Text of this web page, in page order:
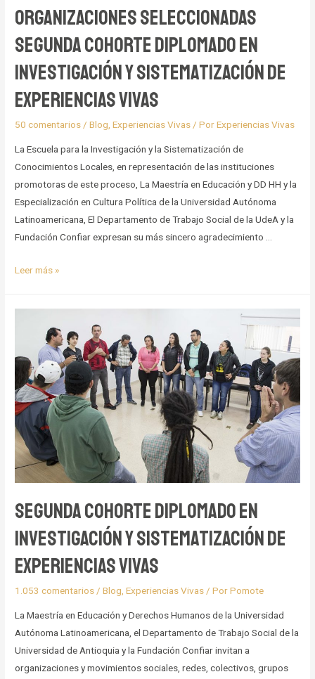
Organizaciones seleccionadas
Segunda Cohorte Diplomado en
Investigación y Sistematización de
Experiencias Vivas
50 comentarios /Blog ,Experiencias Vivas / PorExperiencias Vivas
La Escuela para la Investigación y la Sistematización de
Conocimientos Locales, en representación de las instituciones
promotoras de este proceso, La Maestría en Educación y DD HH y la
Especialización en Cultura Política de la Universidad Autónoma
Latinoamericana, El Departamento de Trabajo Social de la UdeA y la
Fundación Confiar expresan su más sincero agradecimiento …
Organizaciones
Diplomado
en
Investigación
y
Sistematización
de
Experiencias
Vivas
Leer más »
Segunda Cohorte Diplomado en
Investigación y Sistematización de
Experiencias Vivas
1.053 comentarios /Blog ,Experiencias Vivas / PorPomote
La Maestría en Educación y Derechos Humanos de la Universidad
Autónoma Latinoamericana, el Departamento de Trabajo Social de la
Universidad de Antioquia y la Fundación Confiar invitan a
organizaciones y movimientos sociales, redes, colectivos, grupos